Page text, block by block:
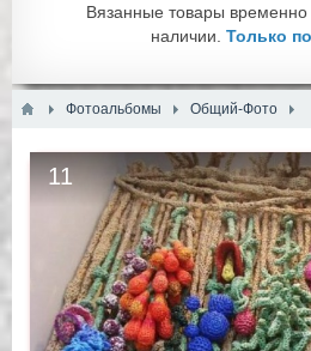
Вязанные товары временно
наличии. Только
Фотоальбомы Общий-Фото
11